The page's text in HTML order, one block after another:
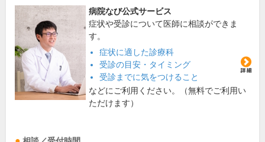
病院なび公式サービス
症状や受診について医師に相談ができま
す。
症状に適した診療科
受診の目安・タイミング
受診までに気をつけること
などにご利用ください。（無料でご利用い
ただけます）